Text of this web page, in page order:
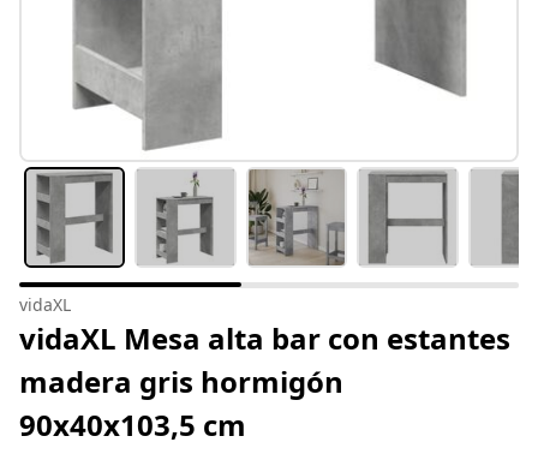
vidaXL
vidaXL Mesa alta bar con estantes
madera gris hormigón
90x40x103,5 cm